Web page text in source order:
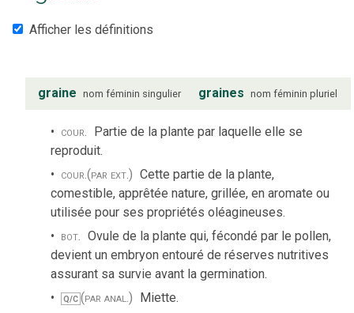
Afficher les définitions
graine nom féminin singulier graines nom féminin pluriel
cour. Partie de la plante par laquelle elle se
reproduit.
cour.(par ext.) Cette partie de la plante,
comestible, apprêtée nature, grillée, en aromate ou
utilisée pour ses propriétés oléagineuses.
bot. Ovule de la plante qui, fécondé par le pollen,
devient un embryon entouré de réserves nutritives
assurant sa survie avant la germination.
Q/C (par anal.) Miette.